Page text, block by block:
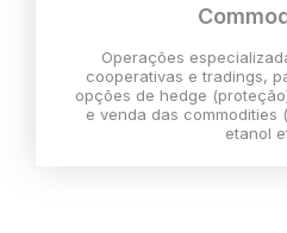
Operações
cooperativas e tradings,
opções de hedge
e venda das commodities
etanol